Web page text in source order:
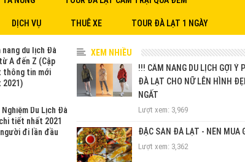
DỊCH VỤ THUÊ XE TOUR ĐÀ LẠT 1 NGÀY
nang du lịch Đà
A đến Z (Cập
thông tin mới
2021)
Nghiệm Du Lịch Đà
tiết nhất 2021
đi lần đầu
XEM NHIỀU
!!! CẨM NANG DU LỊCH GỢI Ý
ĐÀ LẠT CHO NỮ LÊN HÌNH
NGẤT
Lượt xem: 3,969
ĐẶC SẢN ĐÀ LẠT - NÊN MUA
Lượt xem: 3,362